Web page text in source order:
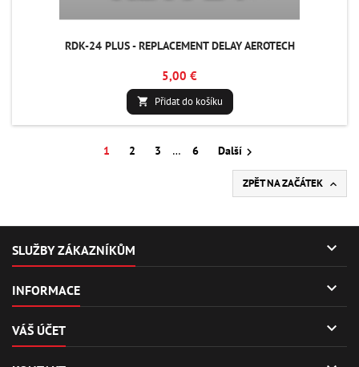
RDK-24 PLUS - REPLACEMENT DELAY AEROTECH
5,00 €
 Přidat do košíku
1 2 3 … 6 Další
ZPĚT NA ZAČÁTEK 
SLUŽBY ZÁKAZNÍKŮM 
INFORMACE 
VÁŠ ÚČET 